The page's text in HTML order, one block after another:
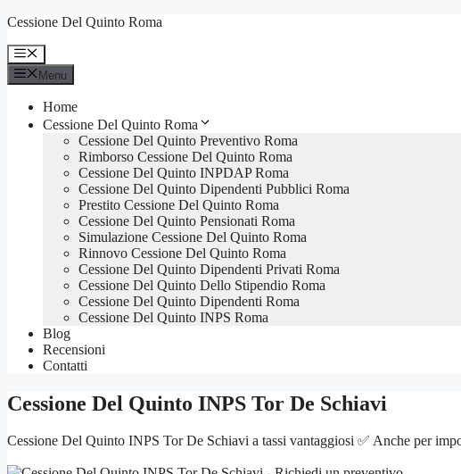
Vai
contenuto
Cessione Del Quinto Roma
Menu
Menu
Home
Cessione Del Quinto Roma
Cessione Del Quinto Preventivo Roma
Rimborso Cessione Del Quinto Roma
Cessione Del Quinto INPDAP Roma
Cessione Del Quinto Dipendenti Pubblici Roma
Prestito Cessione Del Quinto Roma
Cessione Del Quinto Pensionati Roma
Simulazione Cessione Del Quinto Roma
Rinnovo Cessione Del Quinto Roma
Cessione Del Quinto Dipendenti Privati Roma
Cessione Del Quinto Dello Stipendio Roma
Cessione Del Quinto Dipendenti Roma
Cessione Del Quinto INPS Roma
Blog
Recensioni
Contatti
Cessione Del Quinto INPS Tor De Schiavi
Cessione Del Quinto INPS Tor De Schiavi a tassi vantaggiosi ✅ Anche per